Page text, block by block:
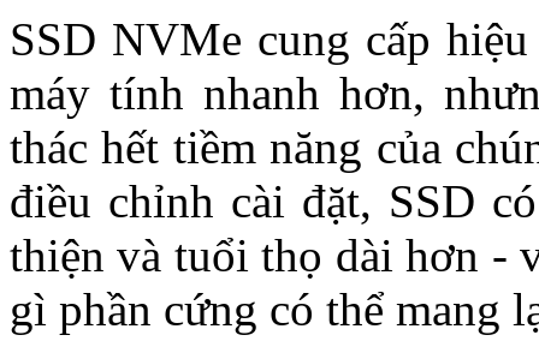
SSD NVMe cung cấp
máy tính nhanh hơn,
thác hết tiềm năng của
điều chỉnh cài đặt, SSD
thiện và tuổi thọ dài hơn -
gì phần cứng có thể mang